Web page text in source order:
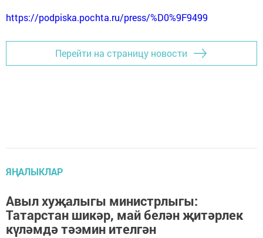
https://podpiska.pochta.ru/press/%D0%9F9499
Перейти на страницу новости
ЯҢАЛЫКЛАР
Авыл хуҗалыгы министрлыгы:
Татарстан шикәр, май белән җитәрлек
күләмдә тәэмин ителгән